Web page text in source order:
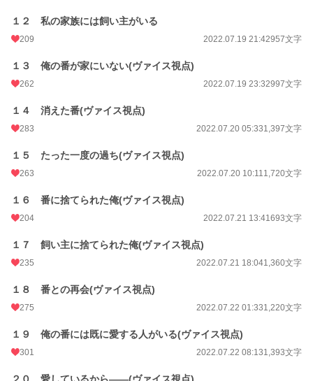
１２ 私の家族には飼い主がいる
209 2022.07.19 21:42957文字
１３ 俺の番が家にいない(ヴァイス視点)
262 2022.07.19 23:32997文字
１４ 消えた番(ヴァイス視点)
283 2022.07.20 05:331,397文字
１５ たった一度の過ち(ヴァイス視点)
263 2022.07.20 10:111,720文字
１６ 番に捨てられた俺(ヴァイス視点)
204 2022.07.21 13:41693文字
１７ 飼い主に捨てられた俺(ヴァイス視点)
235 2022.07.21 18:041,360文字
１８ 番との再会(ヴァイス視点)
275 2022.07.22 01:331,220文字
１９ 俺の番には既に愛する人がいる(ヴァイス視点)
301 2022.07.22 08:131,393文字